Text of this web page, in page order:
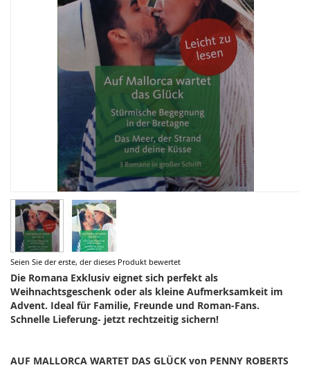
Seien Sie der erste, der dieses Produkt bewertet
Die Romana Exklusiv eignet sich perfekt als
Weihnachtsgeschenk oder als kleine Aufmerksamkeit im
Advent. Ideal für Familie, Freunde und Roman-Fans.
Schnelle Lieferung- jetzt rechtzeitig sichern!
AUF MALLORCA WARTET DAS GLÜCK von PENNY ROBERTS
Zum
Anfang
der
Bildergalerie
springen